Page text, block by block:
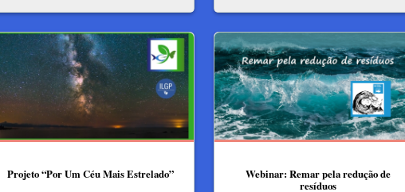
Projeto “Por Um Céu Mais Estrelado”
Webinar: Remar pela redução de
resíduos